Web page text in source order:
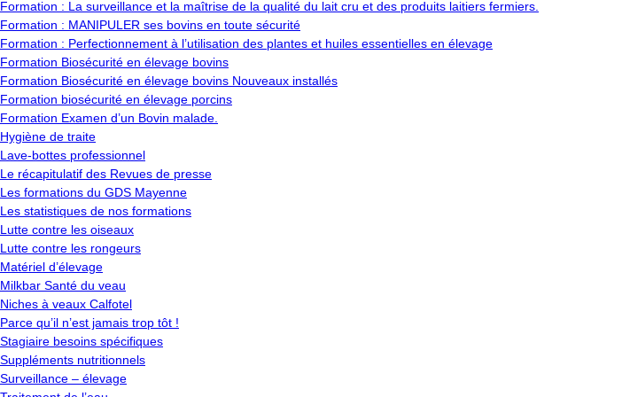
Formation : La surveillance et la maîtrise de la qualité du lait cru et des produits laitiers fermiers.
Formation : MANIPULER ses bovins en toute sécurité
Formation : Perfectionnement à l’utilisation des plantes et huiles essentielles en élevage
Formation Biosécurité en élevage bovins
Formation Biosécurité en élevage bovins Nouveaux installés
Formation biosécurité en élevage porcins
Formation Examen d’un Bovin malade.
Hygiène de traite
Lave-bottes professionnel
Le récapitulatif des Revues de presse
Les formations du GDS Mayenne
Les statistiques de nos formations
Lutte contre les oiseaux
Lutte contre les rongeurs
Matériel d’élevage
Milkbar Santé du veau
Niches à veaux Calfotel
Parce qu’il n’est jamais trop tôt !
Stagiaire besoins spécifiques
Suppléments nutritionnels
Surveillance – élevage